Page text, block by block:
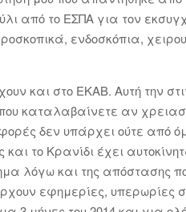
από το ΕΣΠΑ για τον
ενδοσκόπια,
και στο ΕΚΑΒ. Αυτή την
καταλαβαίνετε αν
δεν υπάρχει ούτε από
το Κρανίδι έχει
λόγω και της απόστασης
εφημερίες, υπερωρίες